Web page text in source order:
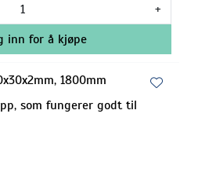
+
inn for å kjøpe
1800mm
som fungerer godt til